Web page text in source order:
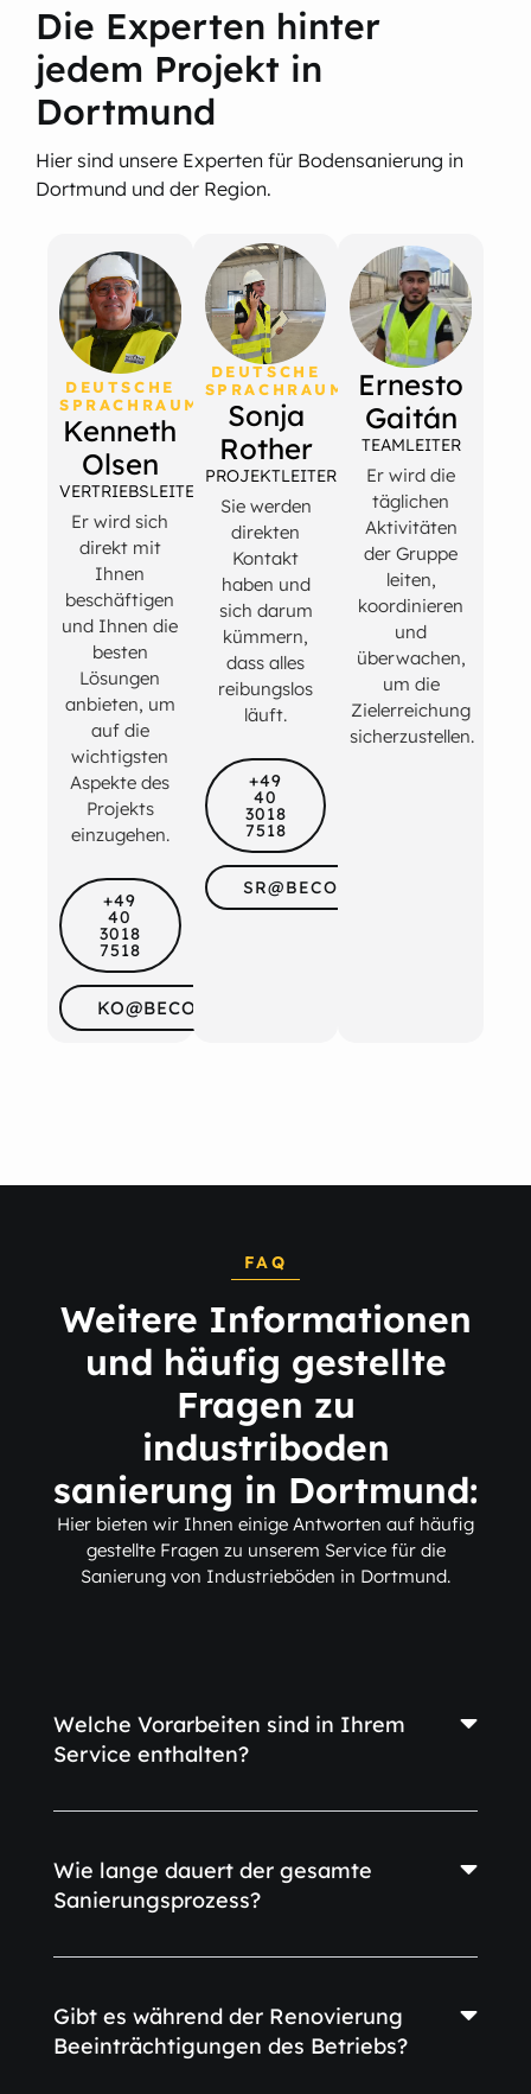
Die Experten hinter
jedem Projekt in
Dortmund
Hier sind unsere Experten für Bodensanierung in
Dortmund und der Region.
DEUTSCHE
SPRACHRAUM
Kenneth
Olsen
VERTRIEBSLEITER
Er wird sich
direkt mit
Ihnen
beschäftigen
und Ihnen die
besten
Lösungen
anbieten, um
auf die
wichtigsten
Aspekte des
Projekts
einzugehen.
+49
40
3018
7518
KO@BECOSAN.COM
DEUTSCHE
SPRACHRAUM
Sonja
Rother
PROJEKTLEITERIN
Sie werden
direkten
Kontakt
haben und
sich darum
kümmern,
dass alles
reibungslos
läuft.
+49
40
3018
7518
SR@BECOSAN.COM
Ernesto
Gaitán
TEAMLEITER
Er wird die
täglichen
Aktivitäten
der Gruppe
leiten,
koordinieren
und
überwachen,
um die
Zielerreichung
sicherzustellen.
FAQ
Weitere Informationen
und häufig gestellte
Fragen zu
industriboden
sanierung in Dortmund:
Hier bieten wir Ihnen einige Antworten auf häufig
gestellte Fragen zu unserem Service für die
Sanierung von Industrieböden in Dortmund.
Welche Vorarbeiten sind in Ihrem
Service enthalten?
Wie lange dauert der gesamte
Sanierungsprozess?
Gibt es während der Renovierung
Beeinträchtigungen des Betriebs?